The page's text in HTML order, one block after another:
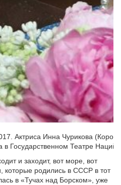
Актриса Инна Чурикова
в Государственном Театре
и заходит, вот море, вот
которые родились в СССР в тот
в «Тучах над Борском», уже